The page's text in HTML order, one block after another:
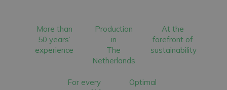
More than
50 years’
experience
Production
in
The
Netherlands
At the
forefront of
sustainability
For every
Optimal